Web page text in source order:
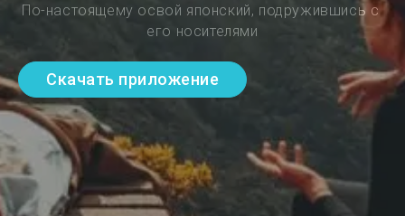
По-настоящему освой японский, подружившись с
его носителями
Скачать приложение